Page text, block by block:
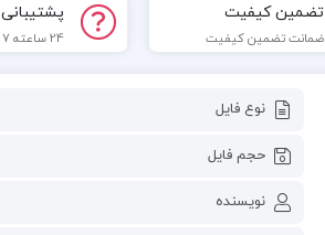
تضمین کیفیت
ضمانت تضمین کیفیت
پشتیبانی
24 ساعته 7 روز هفته
نوع فایل
حجم فایل
نویسنده